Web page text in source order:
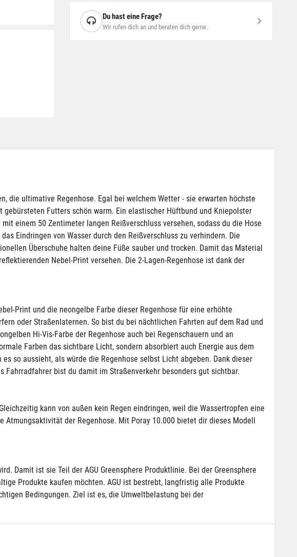
Du hast eine Frage?
Wir rufen dich an und beraten dich gerne.
die ultimative Regenhose. Egal bei welchem Wetter - sie erwarten höchste
Futters schön warm. Ein elastischer Hüftbund und Kniepolster
einem 50 Zentimeter langen Reißverschluss versehen, sodass du die Hose
Eindringen von Wasser durch den Reißverschluss zu verhindern. Die
Überschuhe halten deine Füße sauber und trocken. Damit das Material
Nebel-Print versehen. Die 2-Lagen-Regenhose ist dank der
Print und die neongelbe Farbe dieser Regenhose für eine erhöhte
oder Straßenlaternen. So bist du bei nächtlichen Fahrten auf dem Rad und
Hi-Vis-Farbe der Regenhose auch bei Regenschauern und an
Farben das sichtbare Licht, sondern absorbiert auch Energie aus dem
so aussieht, als würde die Regenhose selbst Licht abgeben. Dank dieser
bist du damit im Straßenverkehr besonders gut sichtbar.
kann von außen kein Regen eindringen, weil die Wassertropfen eine
Atmungsaktivität der Regenhose. Mit Poray 10.000 bietet dir dieses Modell
Damit ist sie Teil der AGU Greensphere Produktlinie. Bei der Greensphere
Produkte kaufen möchten. AGU ist bestrebt, langfristig alle Produkte
Bedingungen. Ziel ist es, die Umweltbelastung bei der